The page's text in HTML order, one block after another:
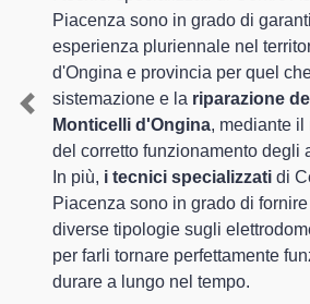
Piacenza sono in grado di
esperienza pluriennale nel
d'Ongina e provincia per quel
sistemazione e la riparazione
Monticelli d'Ongina, mediante
del corretto funzionamento degli
In più, i tecnici specializzati di
Piacenza sono in grado di
diverse tipologie sugli
per farli tornare perfettamente
durare a lungo nel tempo.
Previous